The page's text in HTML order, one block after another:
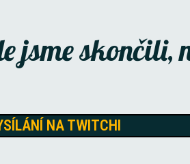
jsmeskončili,
NA TWITCHI